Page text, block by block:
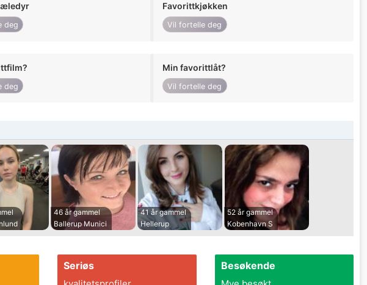
deg
Favorittkjøkken
Vil fortelle deg
deg
Min favorittlåt?
Vil fortelle deg
46 år gammel
Ballerup Munici
41 år gammel
Hellerup
52 år gammel
Kobenhavn S
Seriøs Besøkende